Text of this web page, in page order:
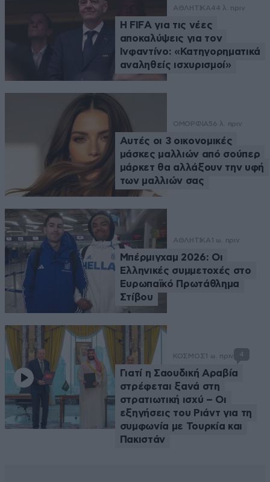
ΑΘΛΗΤΙΚΑ44 λ. πριν
Η FIFA για τις νέες
αποκαλύψεις για τον
Ινφαντίνο: «Κατηγορηματικά
αναληθείς ισχυρισμοί»
ΟΜΟΡΦΙΑ56 λ. πριν
Αυτές οι 3 οικονομικές
μάσκες μαλλιών από σούπερ
μάρκετ θα αλλάξουν την υφή
των μαλλιών σας
ΑΘΛΗΤΙΚΑ 1 ω. πριν
Μπέρμιγχαμ 2026: Οι
Ελληνικές συμμετοχές στο
Ευρωπαϊκό Πρωτάθλημα
Στίβου
ΚΟΣΜΟΣ 1 ω. πριν 4
Γιατί η Σαουδική Αραβία
στρέφεται ξανά στη
στρατιωτική ισχύ – Οι
εξηγήσεις του Ριάντ για τη
συμφωνία με Τουρκία και
Πακιστάν